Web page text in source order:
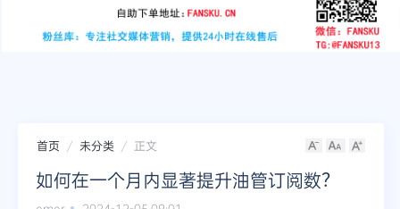
YouTube
Twitter
首页 未分类 正文
如何在一个月内显著提升油管订阅数？